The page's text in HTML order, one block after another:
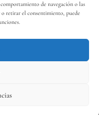
de navegación o las
retirar el consentimiento, puede
y Delicias S.L.